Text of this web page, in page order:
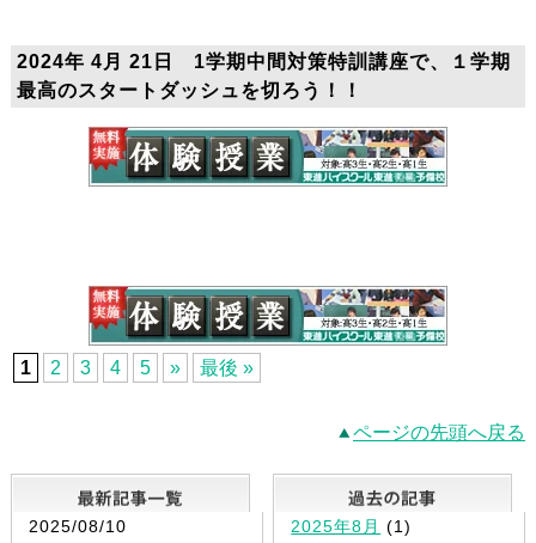
2024年 4月 21日 1学期中間対策特訓講座で、１学期
最高のスタートダッシュを切ろう！！
1 2 3 4 5 » 最後 »
ページの先頭へ戻る
最新記事一覧
2025/08/10
2025年8月 (1)